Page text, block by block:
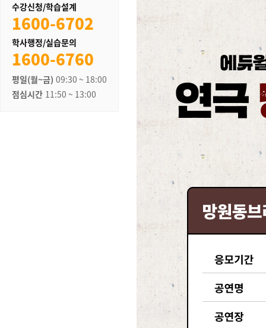
수강신청/학습설계
1600-6702
학사행정/실습문의
1600-6760
평일(월~금) 09:30 ~ 18:00
점심시간 11:50 ~ 13:00